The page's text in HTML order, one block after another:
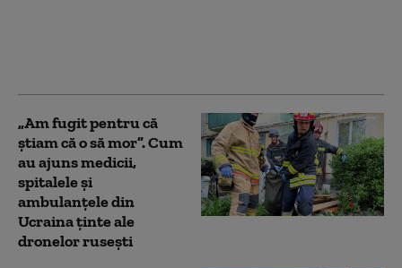
„Am fugit pentru că
știam că o să mor”. Cum
au ajuns medicii,
spitalele și
ambulanțele din
Ucraina ținte ale
dronelor rusești